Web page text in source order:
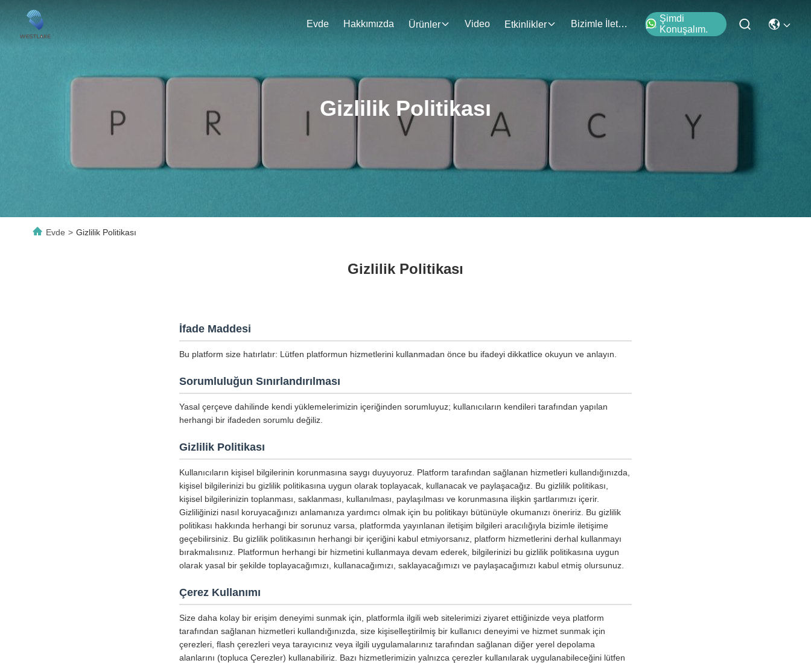
Evde Hakkımızda Ürünler Video Etkinlikler Bizimle İletişim
Şimdi
Konuşalım.
Gizlilik Politikası
Evde > Gizlilik Politikası
Gizlilik Politikası
İfade Maddesi
Bu platform size hatırlatır: Lütfen platformun hizmetlerini kullanmadan önce bu ifadeyi dikkatlice okuyun ve anlayın.
Sorumluluğun Sınırlandırılması
Yasal çerçeve dahilinde kendi yüklemelerimizin içeriğinden sorumluyuz; kullanıcıların kendileri tarafından yapılan
herhangi bir ifadeden sorumlu değiliz.
Gizlilik Politikası
Kullanıcıların kişisel bilgilerinin korunmasına saygı duyuyoruz. Platform tarafından sağlanan hizmetleri kullandığınızda,
kişisel bilgilerinizi bu gizlilik politikasına uygun olarak toplayacak, kullanacak ve paylaşacağız. Bu gizlilik politikası,
kişisel bilgilerinizin toplanması, saklanması, kullanılması, paylaşılması ve korunmasına ilişkin şartlarımızı içerir.
Gizliliğinizi nasıl koruyacağınızı anlamanıza yardımcı olmak için bu politikayı bütünüyle okumanızı öneririz. Bu gizlilik
politikası hakkında herhangi bir sorunuz varsa, platformda yayınlanan iletişim bilgileri aracılığıyla bizimle iletişime
geçebilirsiniz. Bu gizlilik politikasının herhangi bir içeriğini kabul etmiyorsanız, platform hizmetlerini derhal kullanmayı
bırakmalısınız. Platformun herhangi bir hizmetini kullanmaya devam ederek, bilgilerinizi bu gizlilik politikasına uygun
olarak yasal bir şekilde toplayacağımızı, kullanacağımızı, saklayacağımızı ve paylaşacağımızı kabul etmiş olursunuz.
Çerez Kullanımı
Size daha kolay bir erişim deneyimi sunmak için, platformla ilgili web sitelerimizi ziyaret ettiğinizde veya platform
tarafından sağlanan hizmetleri kullandığınızda, size kişiselleştirilmiş bir kullanıcı deneyimi ve hizmet sunmak için
çerezleri, flash çerezleri veya tarayıcınız veya ilgili uygulamalarınız tarafından sağlanan diğer yerel depolama
alanlarını (topluca Çerezler) kullanabiliriz. Bazı hizmetlerimizin yalnızca çerezler kullanılarak uygulanabileceğini lütfen